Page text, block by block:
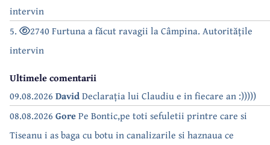
intervin
5.
2740 Furtuna a făcut ravagii la Câmpina. Autoritățile
intervin
Ultimele comentarii
09.08.2026 DavidDeclarația lui Claudiu e in fiecare an :)))))
08.08.2026 GorePe Bontic,pe toti sefuletii printre care si
Tiseanu i as baga cu botu in canalizarile si haznaua ce